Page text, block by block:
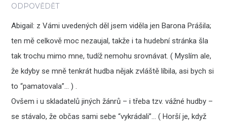
ODPOVĚDĚT
Abigail: z Vámi uvedených děl jsem viděla jen Barona Prášila;
ten mě celkově moc nezaujal, takže i ta hudební stránka šla
tak trochu mimo mne, tudíž nemohu srovnávat. ( Myslím ale,
že kdyby se mně tenkrát hudba nějak zvláště líbila, asi bych si
to “pamatovala”… ) .
Ovšem i u skladatelů jiných žánrů – i třeba tzv. vážné hudby –
se stávalo, že občas sami sebe “vykrádali”… ( Horší je, když